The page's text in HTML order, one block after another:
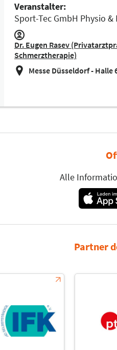
Veranstalter:
Sport-Tec GmbH Physio &
Dr. Eugen Rasev
Schmerztherapie)
Messe Düsseldorf -
Alle
Partner